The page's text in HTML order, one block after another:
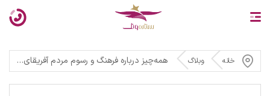
خانه وبلاگ همه‌چیز درباره فرهنگ و رسوم مردم آفریقای جنوبی